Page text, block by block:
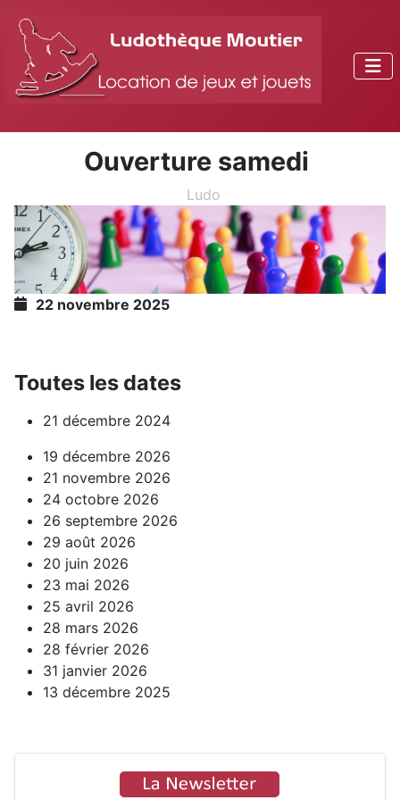
Ouverture samedi
Ludo
22 novembre 2025
Toutes les dates
21 décembre 2024
19 décembre 2026
21 novembre 2026
24 octobre 2026
26 septembre 2026
29 août 2026
20 juin 2026
23 mai 2026
25 avril 2026
28 mars 2026
28 février 2026
31 janvier 2026
13 décembre 2025